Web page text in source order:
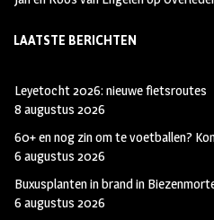
LAATSTE BERICHTEN
Leyetocht 2026: nieuwe fietsroutes
8 augustus 2026
60+ en nog zin om te voetballen?
6 augustus 2026
Buxusplanten in brand in
6 augustus 2026